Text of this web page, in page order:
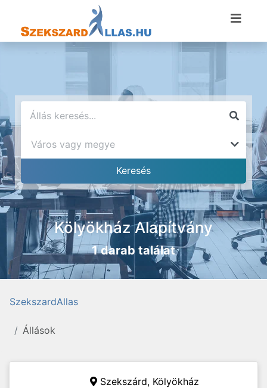
Kölyökház Alapítvány
1 darab találat
SzekszardAllas
Állások
Szekszárd, Kölyökház